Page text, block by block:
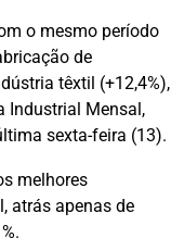
o mesmo período
de
têxtil (+12,4%),
Industrial Mensal,
sexta-feira (13).
melhores
atrás apenas de